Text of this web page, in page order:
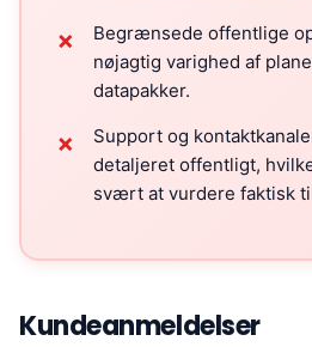
✗
Begrænsede offentlige
nøjagtig varighed af
datapakker.
✗
Support og
detaljeret offentligt,
svært at vurdere faktisk
Kundeanmeldelser